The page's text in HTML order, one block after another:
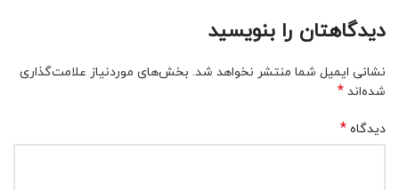
دیدگاهتان را بنویسید
نشانی ایمیل شما منتشر نخواهد شد. بخش‌های موردنیاز علامت‌گذاری
شده‌اند *
دیدگاه *